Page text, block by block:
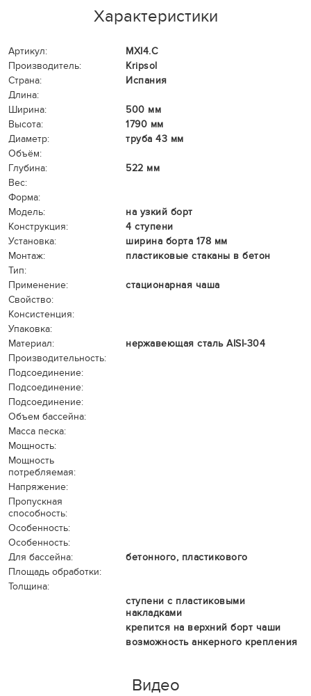
Характеристики
Артикул:
MXI4.C
Производитель:
Kripsol
Страна:
Испания
Длина:
Ширина:
500 мм
Высота:
1790 мм
Диаметр:
труба 43 мм
Объём:
Глубина:
522 мм
Вес:
Форма:
Модель:
на узкий борт
Конструкция:
4 ступени
Установка:
ширина борта 178 мм
Монтаж:
пластиковые стаканы в бетон
Тип:
Применение:
стационарная чаша
Свойство:
Консистенция:
Упаковка:
Материал:
нержавеющая сталь AISI-304
Производительность:
Подсоединение:
Подсоединение:
Подсоединение:
Объем бассейна:
Масса песка:
Мощность:
Мощность
потребляемая:
Напряжение:
Пропускная
способность:
Особенность:
Особенность:
Для бассейна:
бетонного, пластикового
Площадь обработки:
Толщина:
ступени с пластиковыми
накладками
крепится на верхний борт чаши
возможность анкерного крепления
Видео